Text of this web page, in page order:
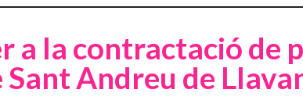
a la contractació de
Andreu de